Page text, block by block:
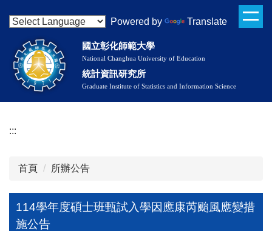
到
內
Powered by Translate
國立彰化師範大學
National Changhua University of Education
統計資訊研究所
Graduate Institute of Statistics and Information Science
:::
首頁 所辦公告
114學年度碩士班甄試入學因應康芮颱風應變措
施公告